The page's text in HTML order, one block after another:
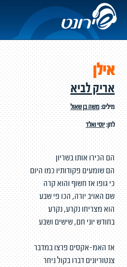
אילן
אריק לביא
מילים:משה בן שאול
לחן:יוסי ואלד
הם הכירו אותו בשריון
הם שומעים פקודותיו כמו היום
כי גופו אז חשוף והוא קרה
שם האויב יורה, הכו פי שבע
הוא מצריחו נקרע, נקרע
בחודש יוני חם, שישים ושבע
אז האמ-אקסים פרצו במדבר
צנטוריונים דברו בקול ניחר